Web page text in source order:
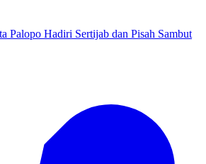
Palopo Hadiri Sertijab dan Pisah Sambut